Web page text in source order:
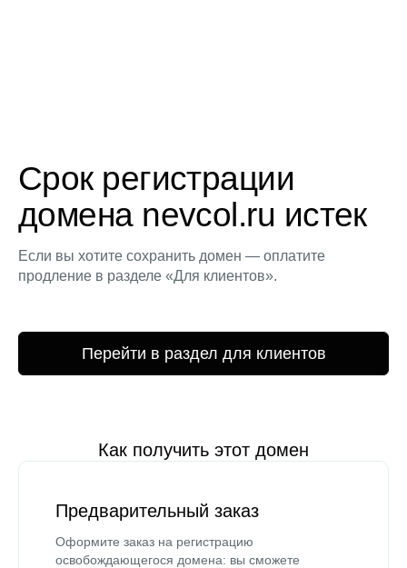
Срок регистрации
домена nevcol.ru истек
Если вы хотите сохранить домен — оплатите
продление в разделе «Для клиентов».
Перейти в раздел для клиентов
Как получить этот домен
Предварительный заказ
Оформите заказ на регистрацию
освобождающегося домена: вы сможете